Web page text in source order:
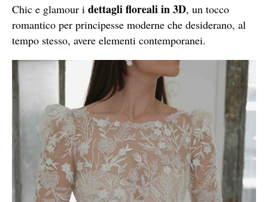
Chic e glamour i dettagli floreali in 3D, un tocco
romantico per principesse moderne che desiderano, al
tempo stesso, avere elementi contemporanei.